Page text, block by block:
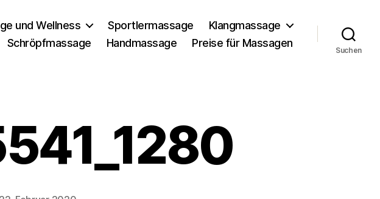
und Wellness Sportlermassage
Klangmassage
Schröpfmassage
Handmassage Preise für Massagen
Suchen